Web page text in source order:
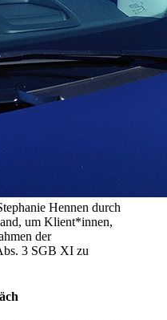
Hennen durch
um Klient*innen,
der
3 SGB XI zu